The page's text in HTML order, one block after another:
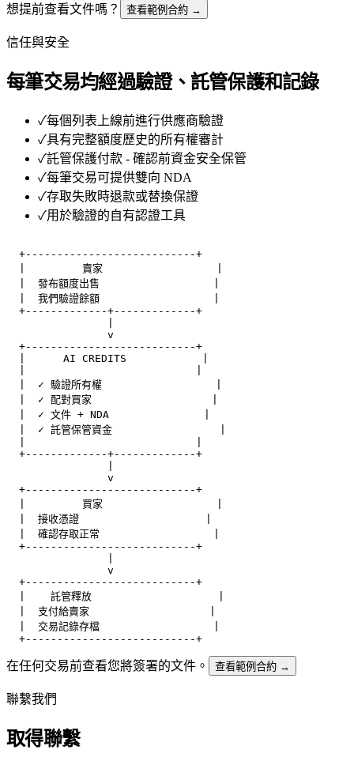
想提前查看文件嗎？ 查看範例合約 →
信任與安全
每筆交易均經過驗證、託管保護和記錄
✓每個列表上線前進行供應商驗證
✓具有完整額度歷史的所有權審計
✓託管保護付款 - 確認前資金安全保管
✓每筆交易可提供雙向 NDA
✓存取失敗時退款或替換保證
✓用於驗證的自有認證工具
  +---------------------------+
  |         賣家                  |
  |  發布額度出售                  |
  |  我們驗證餘額                  |
  +-------------+-------------+
                v
  +---------------------------+
  |      AI CREDITS            |
  |  ✓ 驗證所有權                  |
  |  ✓ 配對買家                   |
  |  ✓ 文件 + NDA               |
  |  ✓ 託管保管資金                 |
  +-------------+-------------+
                v
  +---------------------------+
  |         買家                  |
  |  接收憑證                    |
  |  確認存取正常                  |
  +---------------------------+
                v
  +---------------------------+
  |    託管釋放                    |
  |  支付給賣家                   |
  |  交易記錄存檔                  |
在任何交易前查看您將簽署的文件。 查看範例合約 →
聯繫我們
取得聯繫